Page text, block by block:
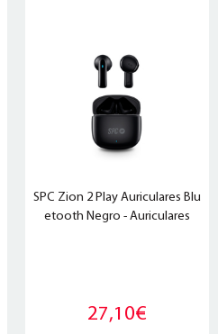
SPC Zion 2 Play Auriculares Blu
etooth Negro - Auriculares
27,10€